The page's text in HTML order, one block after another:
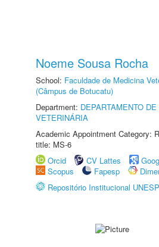
Noeme Sousa Rocha
School: Faculdade de Medicina
(Câmpus de Botucatu)
Department: DEPARTAMENTO
VETERINÁRIA
Academic Appointment Category:
title: MS-6
Orcid
CV Lattes
Scopus
Fapesp
Repositório Institucional UNESP